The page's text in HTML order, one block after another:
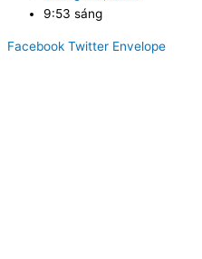
9:53 sáng
Facebook Twitter Envelope